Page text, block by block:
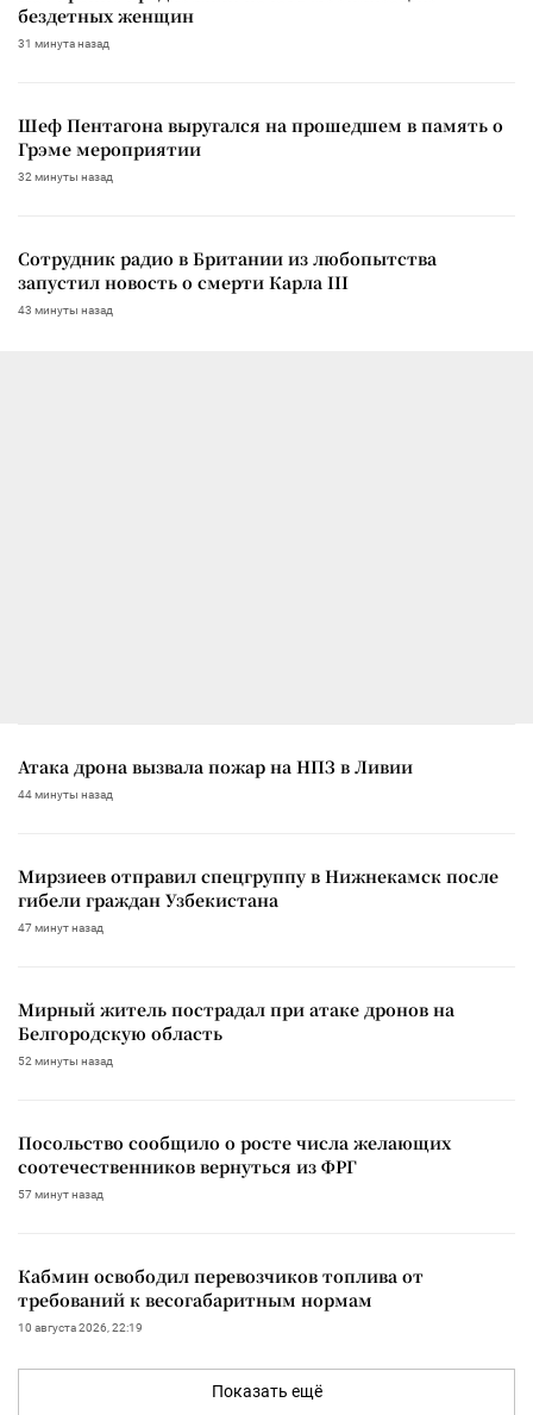
бездетных женщин
31 минута назад
Шеф Пентагона выругался на прошедшем в память о
Грэме мероприятии
32 минуты назад
Сотрудник радио в Британии из любопытства
запустил новость о смерти Карла III
43 минуты назад
Атака дрона вызвала пожар на НПЗ в Ливии
44 минуты назад
Мирзиеев отправил спецгруппу в Нижнекамск после
гибели граждан Узбекистана
47 минут назад
Мирный житель пострадал при атаке дронов на
Белгородскую область
52 минуты назад
Посольство сообщило о росте числа желающих
соотечественников вернуться из ФРГ
57 минут назад
Кабмин освободил перевозчиков топлива от
требований к весогабаритным нормам
10 августа 2026, 22:19
Показать ещё